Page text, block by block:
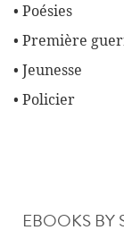
• Poésies
• Première
• Jeunesse
• Policier
EBOOKS BY